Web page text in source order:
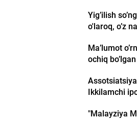
Yig’ilish
o'laroq, o’z
Ma’lumot
ochiq
Ikkilamchi
"Malayziya